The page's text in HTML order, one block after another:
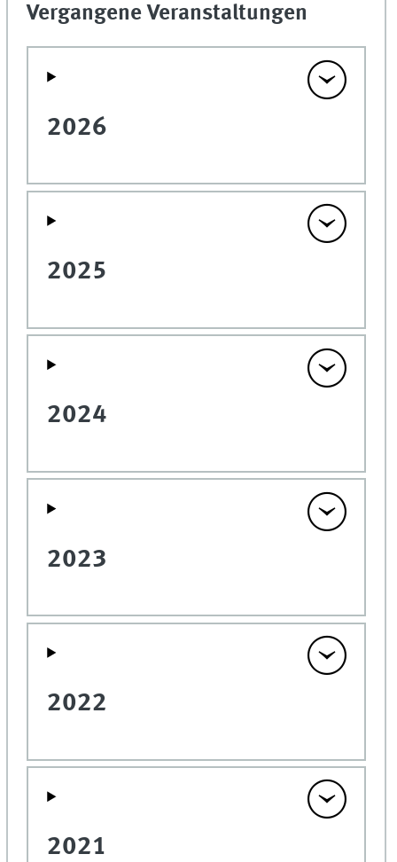
Vergangene Veranstaltungen
2026
2025
2024
2023
2022
2021